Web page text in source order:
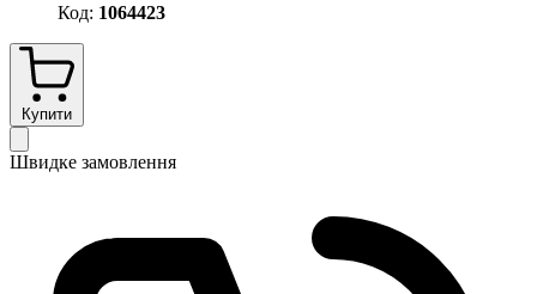
Код: 1064423
Купити
Швидке замовлення